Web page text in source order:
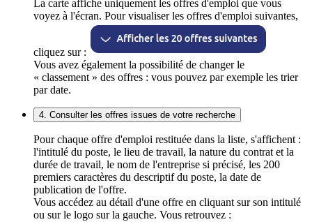
La carte affiche uniquement les offres d'emploi que vous
voyez à l'écran. Pour visualiser les offres d'emploi suivantes,
cliquez sur :
Vous avez également la possibilité de changer le
« classement » des offres : vous pouvez par exemple les trier
par date.
4. Consulter les offres issues de votre recherche
Pour chaque offre d'emploi restituée dans la liste, s'affichent :
l'intitulé du poste, le lieu de travail, la nature du contrat et la
durée de travail, le nom de l'entreprise si précisé, les 200
premiers caractères du descriptif du poste, la date de
publication de l'offre.
Vous accédez au détail d'une offre en cliquant sur son intitulé
ou sur le logo sur la gauche. Vous retrouvez :